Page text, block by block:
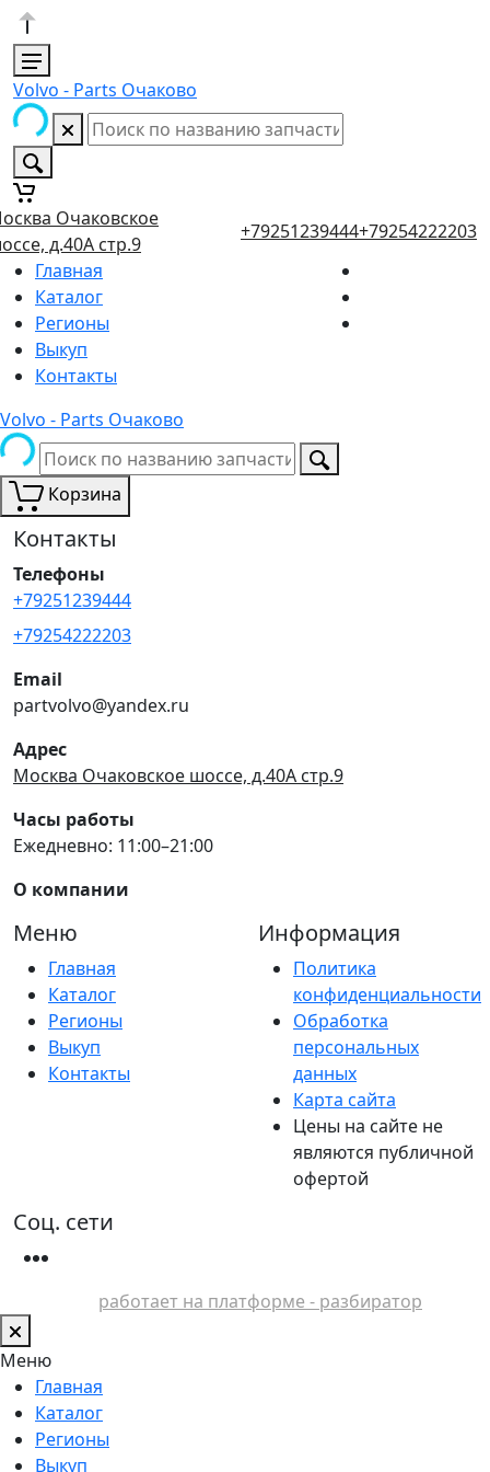
Volvo - Parts Очаково
Очаковское
д.40А стр.9
+79251239444+79254222203
Главная
Каталог
Регионы
Выкуп
Контакты
Volvo - Parts Очаково
Корзина
Контакты
Телефоны
+79251239444
+79254222203
Email
partvolvo@yandex.ru
Адрес
Москва Очаковское шоссе, д.40А стр.9
Часы работы
Ежедневно: 11:00–21:00
О компании
Меню
Главная
Каталог
Регионы
Выкуп
Контакты
Информация
Политика
конфиденциальности
Обработка
персональных
данных
Карта сайта
Цены на сайте не
являются публичной
офертой
Соц. сети
работает на платформе - разбиратор
Меню
Главная
Каталог
Регионы
Выкуп